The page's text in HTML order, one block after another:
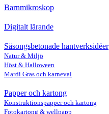
Barnmikroskop
Digitalt lärande
Säsongsbetonade hantverksidéer
Natur & Miljö
Höst & Halloween
Mardi Gras och karneval
Papper och kartong
Konstruktionspapper och kartong
Fotokartong & wellpapp